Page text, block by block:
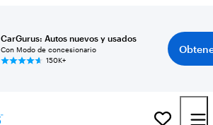
CarGurus: Autos nuevos y usados
Con Modo de concesionario
150K+